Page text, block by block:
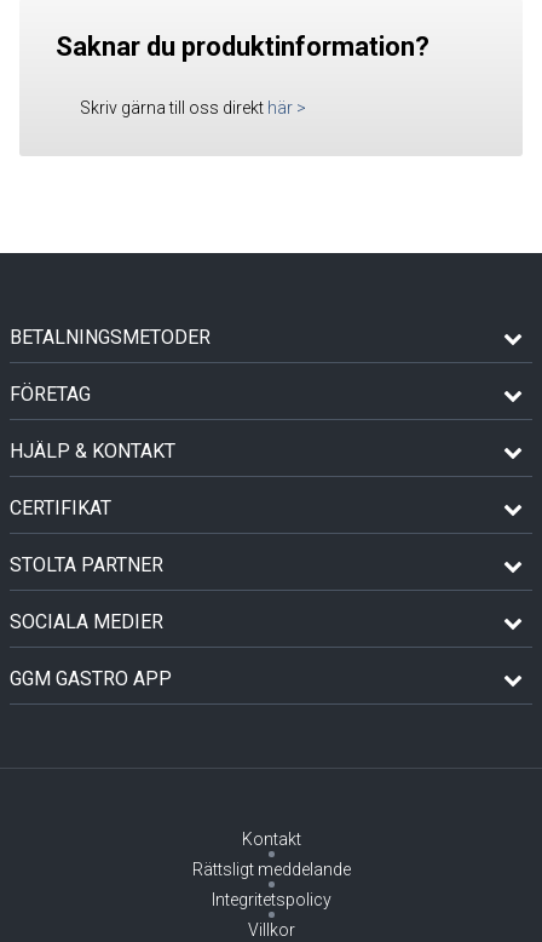
Saknar du produktinformation?
Skriv gärna till oss direkt här >
BETALNINGSMETODER
FÖRETAG
HJÄLP & KONTAKT
CERTIFIKAT
STOLTA PARTNER
SOCIALA MEDIER
GGM GASTRO APP
Kontakt
Rättsligt meddelande
Integritetspolicy
Villkor